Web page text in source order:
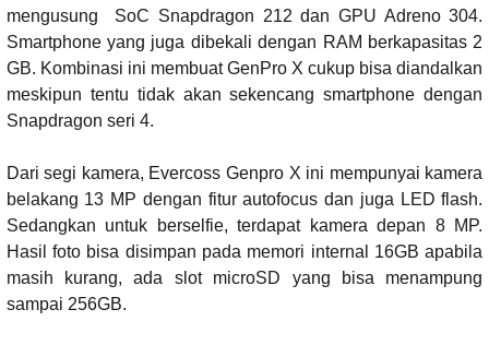
mengusung
SoC Snapdragon 212 dan GPU Adreno 304.
Smartphone yang juga dibekali dengan RAM berkapasitas 2
GB. Kombinasi ini membuat GenPro X cukup bisa diandalkan
meskipun tentu tidak akan sekencang smartphone dengan
Snapdragon seri 4.
Dari segi kamera, Evercoss Genpro X ini mempunyai kamera
belakang 13 MP dengan fitur autofocus dan juga LED flash.
Sedangkan untuk berselfie, terdapat kamera depan 8 MP.
Hasil foto bisa disimpan pada memori internal 16GB apabila
masih kurang, ada slot microSD yang bisa menampung
sampai 256GB.